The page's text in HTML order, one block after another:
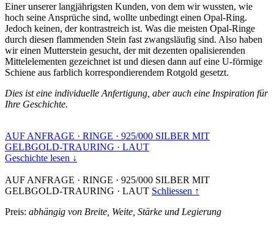
Einer unserer langjährigsten Kunden, von dem wir wussten, wie
hoch seine Ansprüche sind, wollte unbedingt einen Opal-Ring.
Jedoch keinen, der kontrastreich ist. Was die meisten Opal-Ringe
durch diesen flammenden Stein fast zwangsläufig sind. Also haben
wir einen Mutterstein gesucht, der mit dezenten opalisierenden
Mittelelementen gezeichnet ist und diesen dann auf eine U-förmige
Schiene aus farblich korrespondierendem Rotgold gesetzt.
Dies ist eine individuelle Anfertigung, aber auch eine Inspiration für
Ihre Geschichte.
AUF ANFRAGE · RINGE · 925/000 SILBER MIT
GELBGOLD-TRAURING · LAUT
Geschichte lesen ↓
AUF ANFRAGE · RINGE · 925/000 SILBER MIT
GELBGOLD-TRAURING · LAUT Schliessen ↑
Preis: abhängig von Breite, Weite, Stärke und Legierung